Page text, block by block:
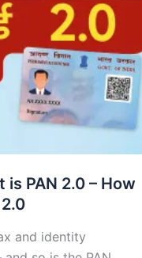
is PAN 2.0 – How
and identity